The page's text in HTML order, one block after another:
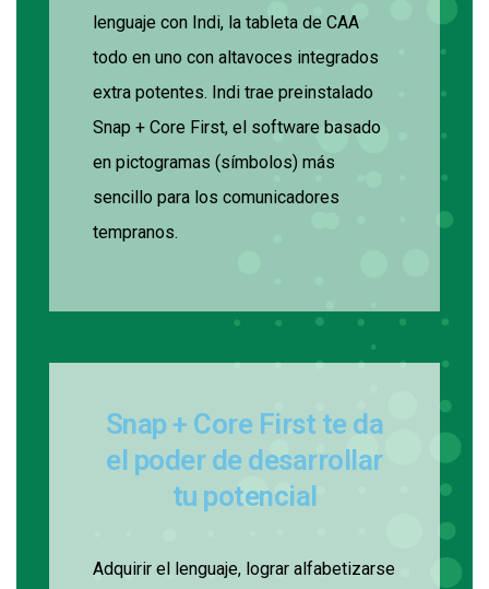
lenguaje con Indi, la tableta de CAA
todo en uno con altavoces integrados
extra potentes. Indi trae preinstalado
Snap + Core First, el software basado
en pictogramas (símbolos) más
sencillo para los comunicadores
tempranos.
Snap + Core First te da
el poder de desarrollar
tu potencial
Adquirir el lenguaje, lograr alfabetizarse